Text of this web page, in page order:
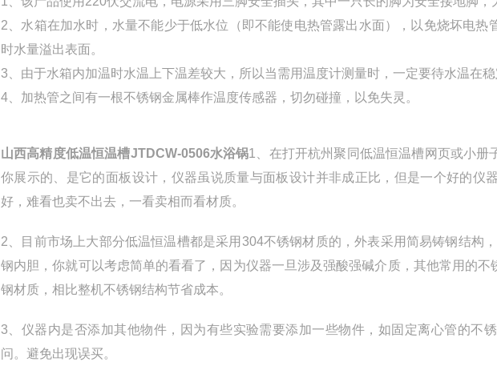
2 、水箱在加水时，水量不能少于低水位（即不能使电热管露出水面），以免烧坏电
时水量溢出表面。
3 、由于水箱内加温时水温上下温差较大，所以当需用温度计测量时，一定要待水温在稳
4 、加热管之间有一根不锈钢金属棒作温度传感器，切勿碰撞，以免失灵。
山西高精度低温恒温槽JTDCW-0506水浴锅1、在打开杭州聚同低温恒温槽网页或小
你展示的、是它的面板设计，仪器虽说质量与面板设计并非成正比，但是一个好的仪
好，难看也卖不出去，一看卖相而看材质。
2 、目前市场上大部分低温恒温槽都是采用304不锈钢材质的，外表采用简易铸钢结构
钢内胆，你就可以考虑简单的看看了，因为仪器一旦涉及强酸强碱介质，其他常用的
钢材质，相比整机不锈钢结构节省成本。
3 、仪器内是否添加其他物件，因为有些实验需要添加一些物件，如固定离心管的不
问。避免出现误买。